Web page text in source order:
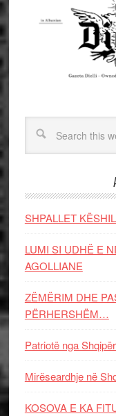
SHPALLET
LUMI SI UDHË E
AGOLLIANE
ZËMËRIM DHE
PËRHERSHËM…
Patriotë nga
Mirëseardhje në
KOSOVA E KA